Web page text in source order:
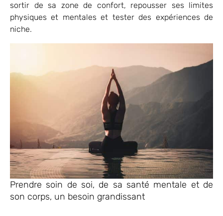
sortir de sa zone de confort, repousser ses limites
physiques et mentales et tester des expériences de
niche.
Prendre soin de soi, de sa santé mentale et de
son corps, un besoin grandissant